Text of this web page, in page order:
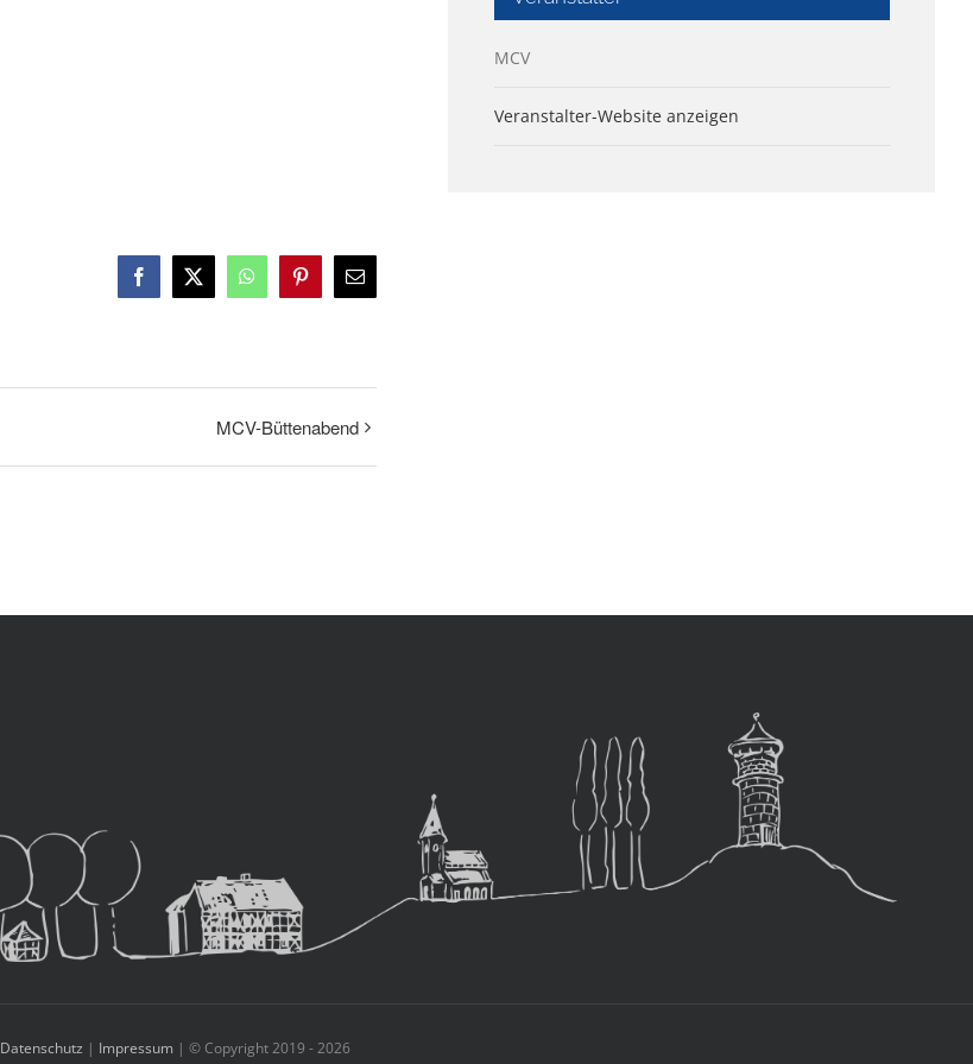
Facebook
X WhatsAppPinterest
E-
Mail
MCV-Büttenabend
MCV
Veranstalter-Website anzeigen
Datenschutz | Impressum | © Copyright 2019 -2026